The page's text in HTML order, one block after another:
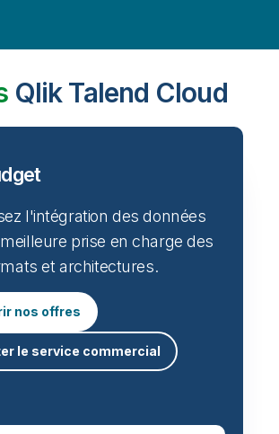
Qlik Talend Cloud
l'intégration des données
prise en charge des
et architectures.
nos offres
le service commercial